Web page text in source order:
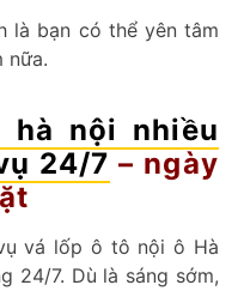
là bạn có thể yên tâm
nữa.
nội nhiều
24/7 – ngày
vá lốp ô tô nội ô Hà
24/7. Dù là sáng sớm,